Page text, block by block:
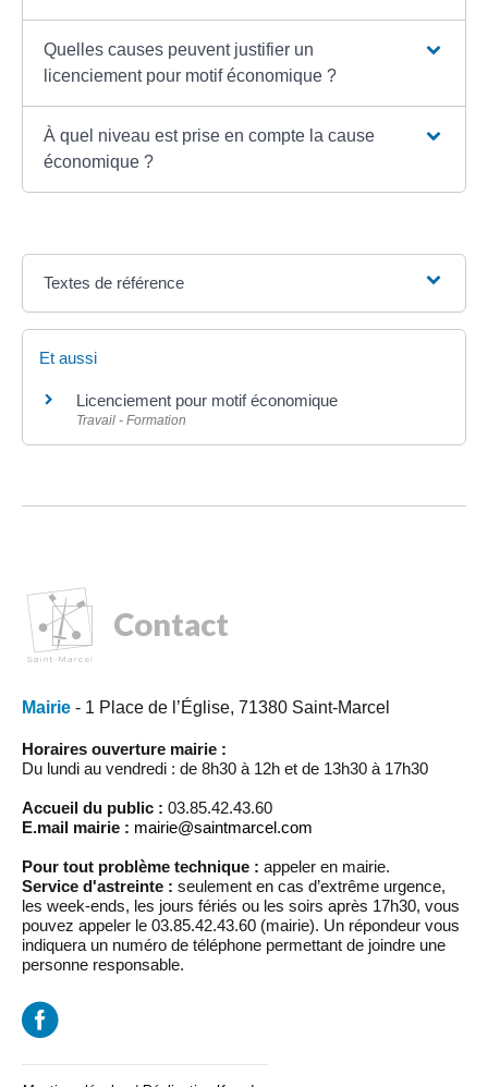
Quelles causes peuvent justifier un
licenciement pour motif économique ?
À quel niveau est prise en compte la cause
économique ?
Textes de référence
Et aussi
Licenciement pour motif économique
Travail - Formation
Contact
Mairie - 1 Place de l’Église, 71380 Saint-Marcel
Horaires ouverture mairie :
Du lundi au vendredi : de 8h30 à 12h et de 13h30 à 17h30
Accueil du public : 03.85.42.43.60
E.mail mairie : mairie@saintmarcel.com
Pour tout problème technique : appeler en mairie.
Service d'astreinte : seulement en cas d’extrême urgence,
les week-ends, les jours fériés ou les soirs après 17h30, vous
pouvez appeler le 03.85.42.43.60 (mairie). Un répondeur vous
indiquera un numéro de téléphone permettant de joindre une
personne responsable.